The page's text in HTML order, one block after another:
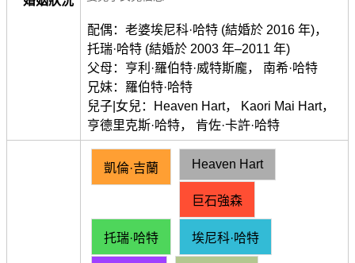
配偶：老婆埃尼科·哈特 (結婚於 2016 年)，
托瑞·哈特 (結婚於 2003 年–2011 年)
父母：亨利·羅伯特·威特斯龐， 南希·哈特
兄妹：羅伯特·哈特
兒子|女兒：Heaven Hart， Kaori Mai Hart，
亨德里克斯·哈特， 肯佐·卡許·哈特
凱倫·吉蘭 Heaven Hart
巨石強森
托瑞·哈特 埃尼科·哈特